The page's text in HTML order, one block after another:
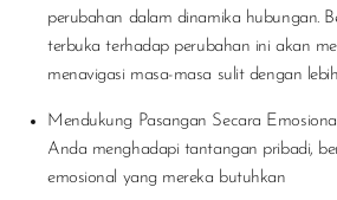
perubahan dalam dinamika hubungan.
terbuka terhadap perubahan ini akan
menavigasi masa-masa sulit dengan
Mendukung Pasangan Secara Emosional
Anda menghadapi tantangan pribadi,
emosional yang mereka butuhkan